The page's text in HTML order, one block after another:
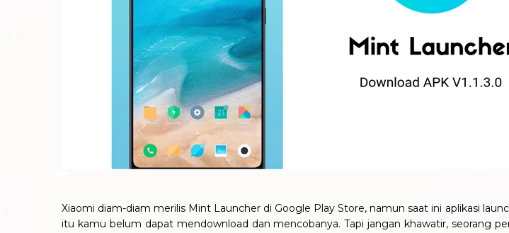
Xiaomi diam-diam merilis Mint Launcher di Google Play Store, namun saat ini aplikasi
itu kamu belum dapat mendownload dan mencobanya. Tapi jangan khawatir, seorang